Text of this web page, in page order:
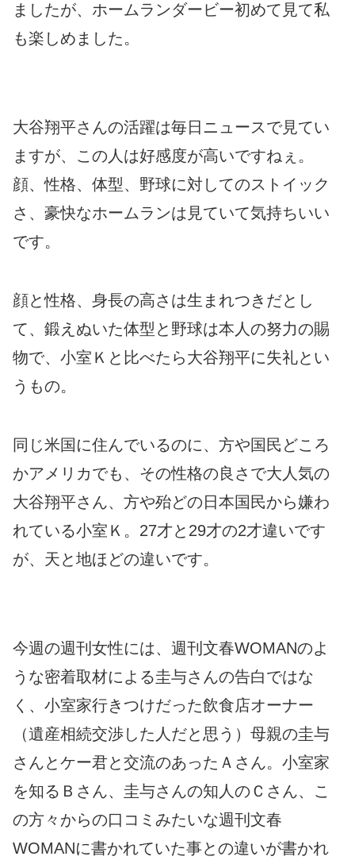
ましたが、ホームランダービー初めて見て私
も楽しめました。
大谷翔平さんの活躍は毎日ニュースで見てい
ますが、この人は好感度が高いですねぇ。
顔、性格、体型、野球に対してのストイック
さ、豪快なホームランは見ていて気持ちいい
です。
顔と性格、身長の高さは生まれつきだとし
て、鍛えぬいた体型と野球は本人の努力の賜
物で、小室Ｋと比べたら大谷翔平に失礼とい
うもの。
同じ米国に住んでいるのに、方や国民どころ
かアメリカでも、その性格の良さで大人気の
大谷翔平さん、方や殆どの日本国民から嫌わ
れている小室Ｋ。27才と29才の2才違いです
が、天と地ほどの違いです。
今週の週刊女性には、週刊文春WOMANのよ
うな密着取材による圭与さんの告白ではな
く、小室家行きつけだった飲食店オーナー
（遺産相続交渉した人だと思う）母親の圭与
さんとケー君と交流のあったＡさん。小室家
を知るＢさん、圭与さんの知人のＣさん、こ
の方々からの口コミみたいな週刊文春
WOMANに書かれていた事との違いが書かれ